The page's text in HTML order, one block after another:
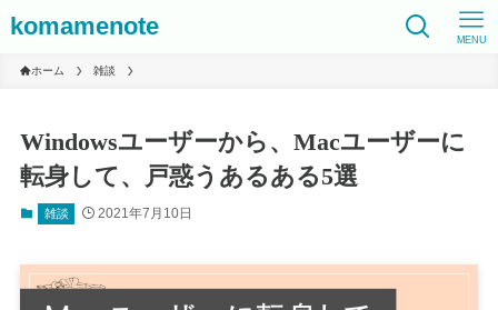
komamenote MENU
ホーム 雑談
Windowsユーザーから、Macユーザーに
転身して、戸惑うあるある5選
雑談 2021年7月10日